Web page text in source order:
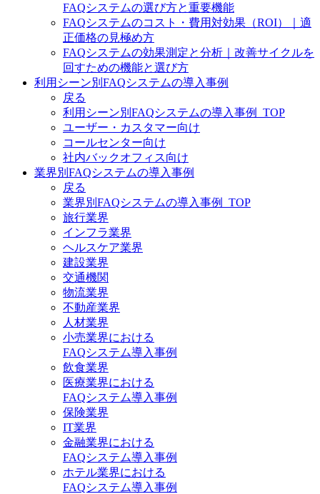
FAQシステムの選び方と重要機能
FAQシステムのコスト・費用対効果（ROI）｜適
正価格の見極め方
FAQシステムの効果測定と分析｜改善サイクルを
回すための機能と選び方
利用シーン別FAQシステムの導入事例
戻る
利用シーン別FAQシステムの導入事例_TOP
ユーザー・カスタマー向け
コールセンター向け
社内バックオフィス向け
業界別FAQシステムの導入事例
戻る
業界別FAQシステムの導入事例_TOP
旅行業界
インフラ業界
ヘルスケア業界
建設業界
交通機関
物流業界
不動産業界
人材業界
小売業界における
FAQシステム導入事例
飲食業界
医療業界における
FAQシステム導入事例
保険業界
IT業界
金融業界における
FAQシステム導入事例
ホテル業界における
FAQシステム導入事例